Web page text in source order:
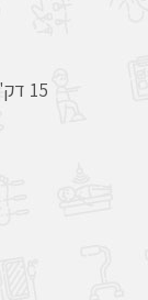
15 דק' הליכה מתחנה מרכזית/רכבת מרכז